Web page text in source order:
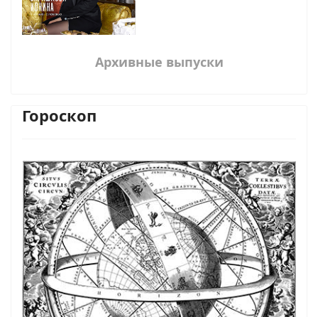
Архивные выпуски
Гороскоп